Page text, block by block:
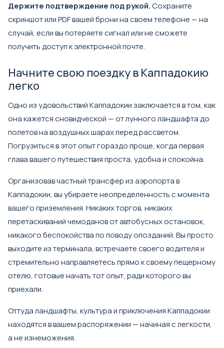
Держите подтверждение под рукой.Сохраните
скриншот или PDF вашей брони на своем телефоне — на
случай, если вы потеряете сигнал или не сможете
получить доступ к электронной почте.
Начните свою поездку в Каппадокию
легко
Одно из удовольствий Каппадокии заключается в том, как
она кажется сновидческой — от лунного ландшафта до
полетов на воздушных шарах перед рассветом.
Погрузиться в этот опыт гораздо проще, когда первая
глава вашего путешествия проста, удобна и спокойна.
Организовавчастный трансфер из аэропорта в
Каппадокии, вы убираете неопределенность с момента
вашего приземления. Никаких торгов, никаких
перетаскиваний чемоданов от автобусных остановок,
никакого беспокойства по поводу опозданий. Вы просто
выходите из терминала, встречаете своего водителя и
стремительно направляетесь прямо к своему пещерному
отелю, готовые начать тот опыт, ради которого вы
приехали.
Оттуда ландшафты, культура и приключения Каппадокии
находятся в вашем распоряжении — начиная с легкости,
а не изнеможения.